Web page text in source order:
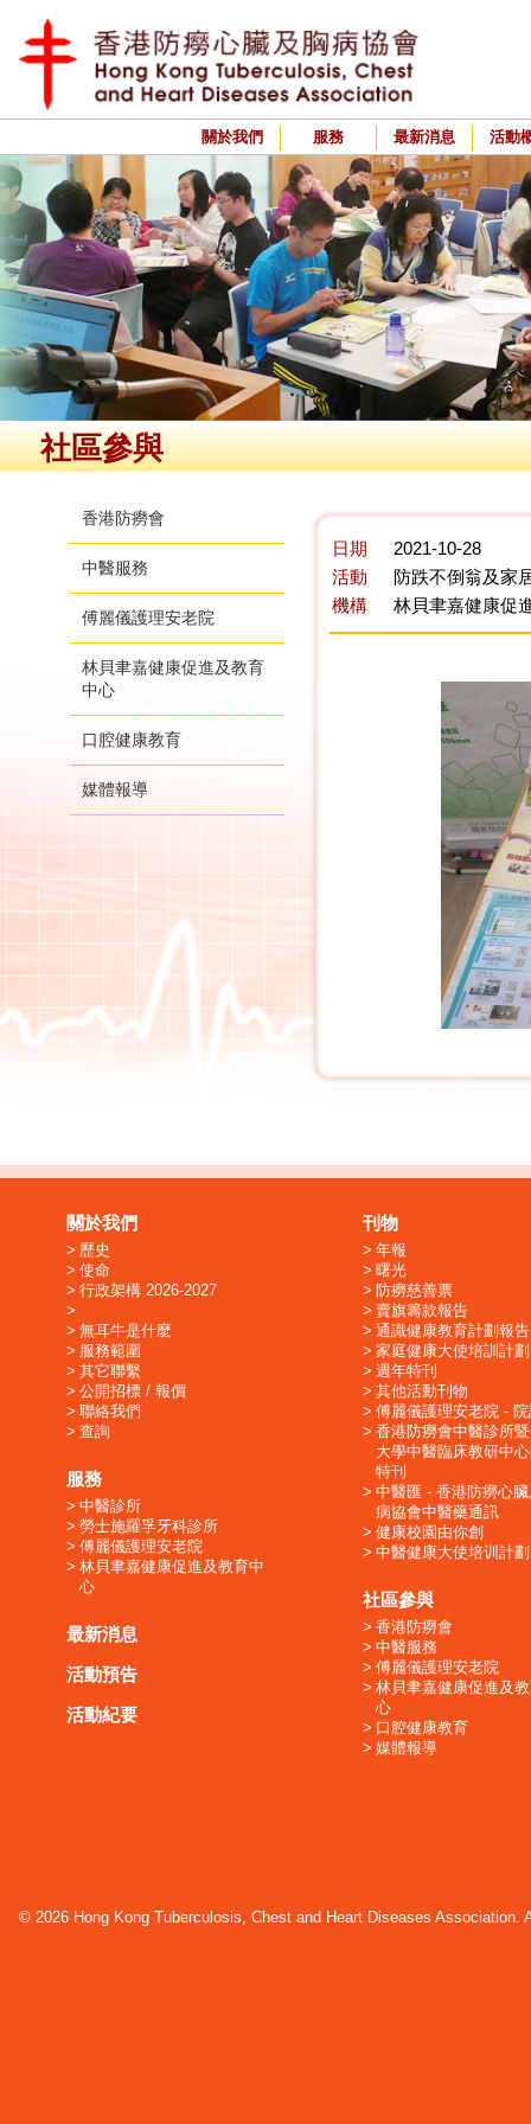
關於我們 服務 最新消息 活動
社區參與
香港防癆會
中醫服務
傅麗儀護理安老院
林貝聿嘉健康促進及教育
中心
口腔健康教育
媒體報導
日期
2021-10-28
活動
防跌不倒翁及家
機構
林貝聿嘉健康促
關於我們
歷史
使命
行政架構 2026-2027
無耳牛是什麼
服務範圍
其它聯繫
公開招標 / 報價
聯絡我們
查詢
服務
中醫診所
勞士施羅孚牙科診所
傅麗儀護理安老院
林貝聿嘉健康促進及教育中
心
最新消息
活動預告
活動紀要
刊物
年報
曙光
防癆慈善票
賣旗籌款報告
通識健康教育計劃報告
家庭健康大使培訓計劃
週年特刊
其他活動刊物
傅麗儀護理安老院 -
香港防癆會中醫診所
大學中醫臨床教研中
特刊
中醫匯 - 香港防癆心
病協會中醫藥通訊
健康校園由你創
中醫健康大使培训計劃
社區參與
香港防癆會
中醫服務
傅麗儀護理安老院
林貝聿嘉健康促進及
心
口腔健康教育
媒體報導
© 2026 Hong Kong Tuberculosis, Chest and Heart Diseases Association.